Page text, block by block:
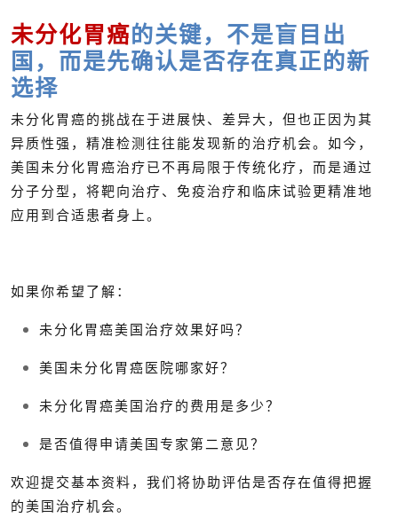
未分化胃癌的关键，不是盲目出
国，而是先确认是否存在真正的新
选择
未分化胃癌的挑战在于进展快、差异大，但也正因为其
异质性强，精准检测往往能发现新的治疗机会。如今，
美国未分化胃癌治疗已不再局限于传统化疗，而是通过
分子分型，将靶向治疗、免疫治疗和临床试验更精准地
应用到合适患者身上。
如果你希望了解：
未分化胃癌美国治疗效果好吗？
美国未分化胃癌医院哪家好？
未分化胃癌美国治疗的费用是多少？
是否值得申请美国专家第二意见？
欢迎提交基本资料，我们将协助评估是否存在值得把握
的美国治疗机会。